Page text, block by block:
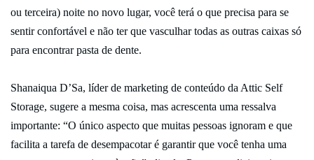
ou terceira) noite no novo lugar, você terá o que precisa para se
sentir confortável e não ter que vasculhar todas as outras caixas só
para encontrar pasta de dente.
Shanaiqua D’Sa, líder de marketing de conteúdo da Attic Self
Storage, sugere a mesma coisa, mas acrescenta uma ressalva
importante: “O único aspecto que muitas pessoas ignoram e que
facilita a tarefa de desempacotar é garantir que você tenha uma